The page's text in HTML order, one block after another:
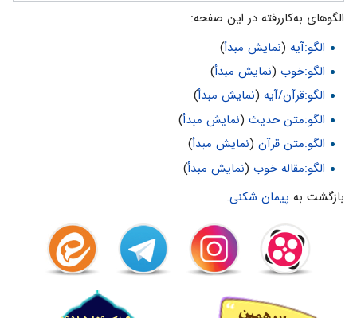
الگوهای به‌کاررفته در این صفحه:
الگو:آیه(نمایش مبدأ)
الگو:خوب(نمایش مبدأ)
الگو:قرآن/آیه(نمایش مبدأ)
الگو:متن حدیث(نمایش مبدأ)
الگو:متن قرآن(نمایش مبدأ)
الگو:مقاله خوب(نمایش مبدأ)
بازگشت به پیمان شکنی.